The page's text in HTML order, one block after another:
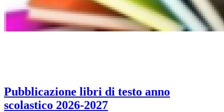
Pubblicazione libri di testo anno
scolastico 2026-2027